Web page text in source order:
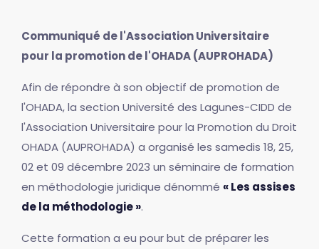
Communiqué de l'Association Universitaire
pour la promotion de l'OHADA (AUPROHADA)
Afin de répondre à son objectif de promotion de
l'OHADA, la section Université des Lagunes-CIDD de
l'Association Universitaire pour la Promotion du Droit
OHADA (AUPROHADA) a organisé les samedis 18, 25,
02 et 09 décembre 2023 un séminaire de formation
en méthodologie juridique dénommé « Les assises
de la méthodologie ».
Cette formation a eu pour but de préparer les